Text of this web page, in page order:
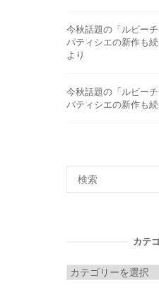
今秋話題の「ルビー
パティシエの新作も続
より
今秋話題の「ルビー
パティシエの新作も続
カテ
カ